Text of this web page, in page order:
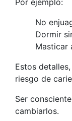
No
Dormir
Masticar
Estos
riesgo de
Ser
cambiarlos.